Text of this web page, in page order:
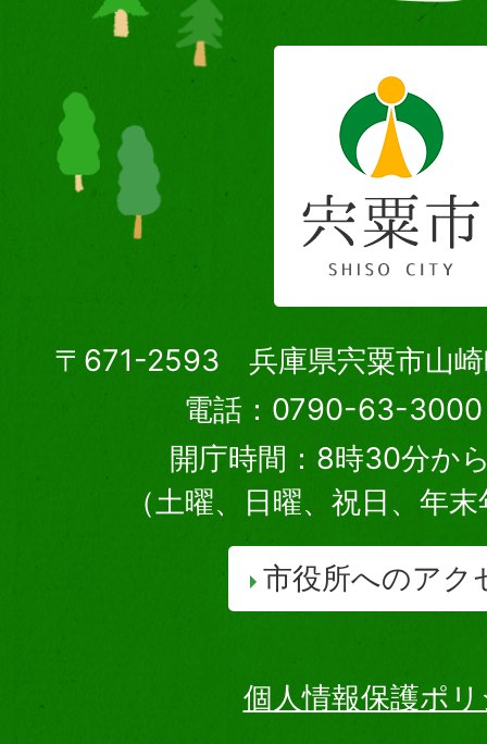
〒671-2593 兵庫県宍粟市山崎
電話：0790-63-3000
開庁時間：8時30分か
（土曜、日曜、祝日、年
市役所へのアク
個人情報保護ポ